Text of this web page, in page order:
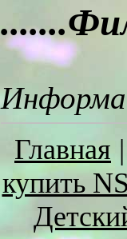
Главная |
купить